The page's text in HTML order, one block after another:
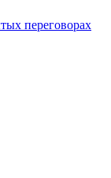
переговорах